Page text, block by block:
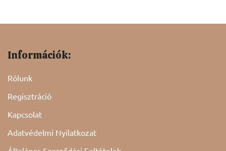
Információk:
Rólunk
Regisztráció
Kapcsolat
Adatvédelmi Nyilatkozat